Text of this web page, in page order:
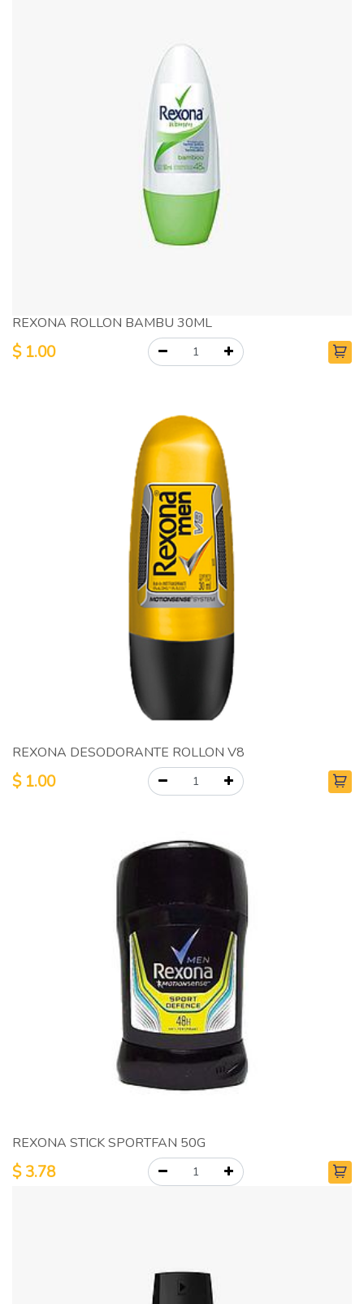
REXONA ROLLON BAMBU 30ML
$ 1.00
REXONA DESODORANTE ROLLON V8
$ 1.00
REXONA STICK SPORTFAN 50G
$3.78